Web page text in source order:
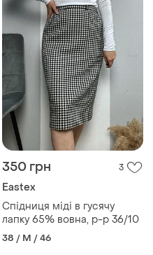
350 грн 3
Eastex
Спідниця міді в гусячу
лапку 65% вовна, р-р 36/10
38 / M / 46